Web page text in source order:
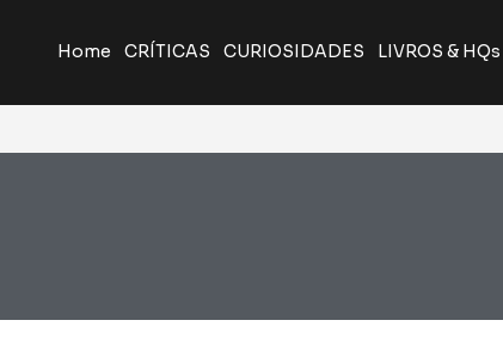
Home CRÍTICAS CURIOSIDADES LIVROS & HQs